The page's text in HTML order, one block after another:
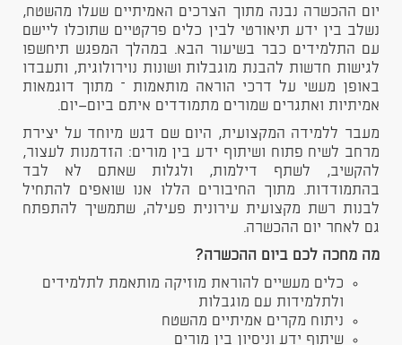
יום ההכשרה נבנה מתוך הצרכים האמיתיים שעלו מהשטח,
נשלב בין ידע תיאורטי לבין כלים פרקטיים שתוכלו ליישם
עם התלמידים כבר בשיעור הבא. במהלך המפגש תיחשפו
לגישות חדשות להבנת מוגבלות ושונות נוירולוגית, ותעבדו
באופן מעשי על דרכי הוראה מותאמות – מתוך דוגמאות
אמיתיות ואתגרים שמורים מתמודדים איתם ביום־יום.
מעבר ללמידה המקצועית, היום שם דגש מיוחד על יצירת
מרחב לשיח פתוח ושיתוף ידע בין מורים: הזדמנות לעצור,
להקשיב, לשתף דילמות, ולגלות שאתם לא לבד
בהתמודדות. מתוך החיבורים הללו אנו שואפים להתחיל
לבנות רשת מקצועית עירונית פעילה, שתמשיך להתפתח
גם לאחר יום ההכשרה.
מה מחכה לכם ביום ההכשרה?
כלים מעשיים להוראת מוזיקה מותאמת לתלמידים
ולתלמידות עם מוגבלות
ניתוח מקרים אמיתיים מהשטח
שיתוף ידע וניסיון בין מורים